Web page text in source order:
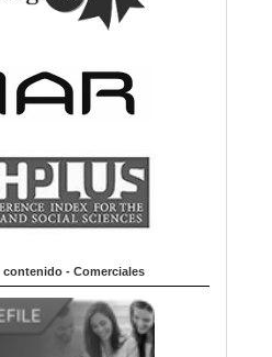
contenido - Comerciales